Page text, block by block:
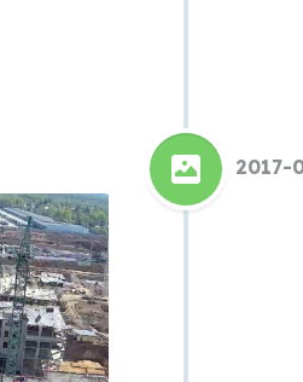
2017-